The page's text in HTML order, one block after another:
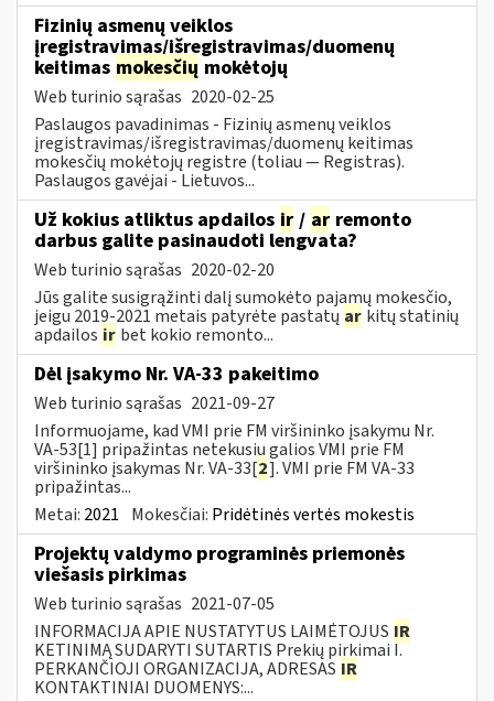
Fizinių asmenų veiklos
įregistravimas/išregistravimas/duomenų
keitimas mokesčių mokėtojų
Web turinio sąrašas 2020-02-25
Paslaugos pavadinimas - Fizinių asmenų veiklos
įregistravimas/išregistravimas/duomenų keitimas
mokesčių mokėtojų registre (toliau — Registras).
Paslaugos gavėjai - Lietuvos...
Už kokius atliktus apdailos ir / ar remonto
darbus galite pasinaudoti lengvata?
Web turinio sąrašas 2020-02-20
Jūs galite susigrąžinti dalį sumokėto pajamų mokesčio,
jeigu 2019-2021 metais patyrėte pastatų ar kitų statinių
apdailos ir bet kokio remonto...
Dėl įsakymo Nr. VA-33 pakeitimo
Web turinio sąrašas 2021-09-27
Informuojame, kad VMI prie FM viršininko įsakymu Nr.
VA-53[1] pripažintas netekusiu galios VMI prie FM
viršininko įsakymas Nr. VA-33[2]. VMI prie FM VA-33
pripažintas...
Metai: 2021 Mokesčiai: Pridėtinės vertės mokestis
Projektų valdymo programinės priemonės
viešasis pirkimas
Web turinio sąrašas 2021-07-05
INFORMACIJA APIE NUSTATYTUS LAIMĖTOJUS IR
KETINIMĄ SUDARYTI SUTARTIS Prekių pirkimai I.
PERKANČIOJI ORGANIZACIJA, ADRESAS IR
KONTAKTINIAI DUOMENYS:...